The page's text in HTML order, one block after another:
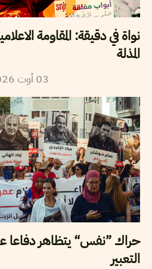
نواة في دقيقة: المقاومة
المذلة
03 أوت
حراك ”نفس“ يتظاهر دفاعا
التعبير